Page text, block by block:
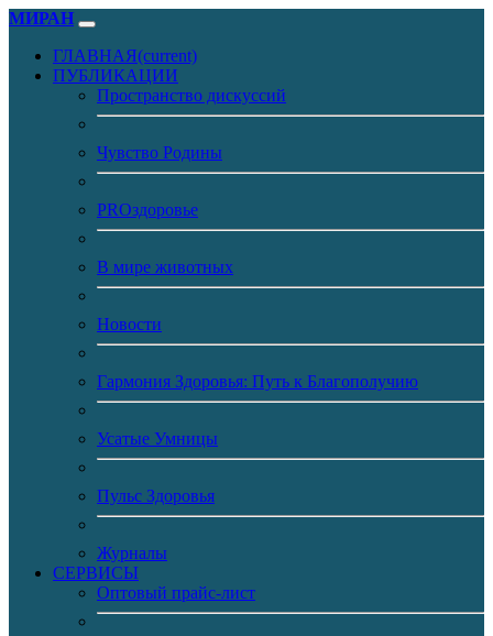
МИРАН
ГЛАВНАЯ(current)
ПУБЛИКАЦИИ
Пространство дискуссий
Чувство Родины
PROздоровье
В мире животных
Новости
Гармония Здоровья: Путь к Благополучию
Усатые Умницы
Пульс Здоровья
Журналы
CЕРВИСЫ
Оптовый прайс-лист